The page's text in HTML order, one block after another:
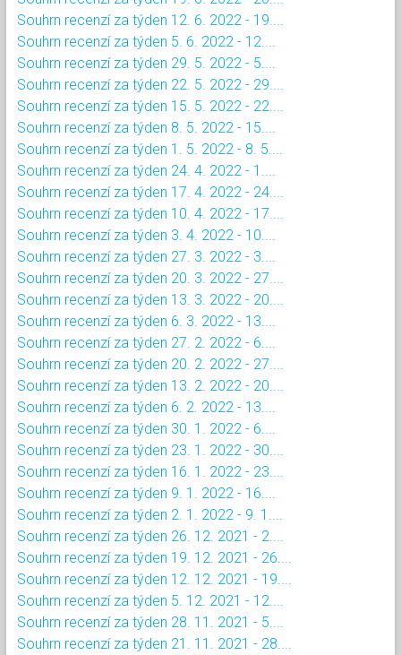
Souhrn recenzí za týden 12. 6. 2022 - 19....
Souhrn recenzí za týden 5. 6. 2022 - 12....
Souhrn recenzí za týden 29. 5. 2022 - 5....
Souhrn recenzí za týden 22. 5. 2022 - 29....
Souhrn recenzí za týden 15. 5. 2022 - 22....
Souhrn recenzí za týden 8. 5. 2022 - 15....
Souhrn recenzí za týden 1. 5. 2022 - 8. 5....
Souhrn recenzí za týden 24. 4. 2022 - 1....
Souhrn recenzí za týden 17. 4. 2022 - 24....
Souhrn recenzí za týden 10. 4. 2022 - 17....
Souhrn recenzí za týden 3. 4. 2022 - 10....
Souhrn recenzí za týden 27. 3. 2022 - 3....
Souhrn recenzí za týden 20. 3. 2022 - 27....
Souhrn recenzí za týden 13. 3. 2022 - 20....
Souhrn recenzí za týden 6. 3. 2022 - 13....
Souhrn recenzí za týden 27. 2. 2022 - 6....
Souhrn recenzí za týden 20. 2. 2022 - 27....
Souhrn recenzí za týden 13. 2. 2022 - 20....
Souhrn recenzí za týden 6. 2. 2022 - 13....
Souhrn recenzí za týden 30. 1. 2022 - 6....
Souhrn recenzí za týden 23. 1. 2022 - 30....
Souhrn recenzí za týden 16. 1. 2022 - 23....
Souhrn recenzí za týden 9. 1. 2022 - 16....
Souhrn recenzí za týden 2. 1. 2022 - 9. 1....
Souhrn recenzí za týden 26. 12. 2021 - 2....
Souhrn recenzí za týden 19. 12. 2021 - 26....
Souhrn recenzí za týden 12. 12. 2021 - 19....
Souhrn recenzí za týden 5. 12. 2021 - 12....
Souhrn recenzí za týden 28. 11. 2021 - 5....
Souhrn recenzí za týden 21. 11. 2021 - 28....